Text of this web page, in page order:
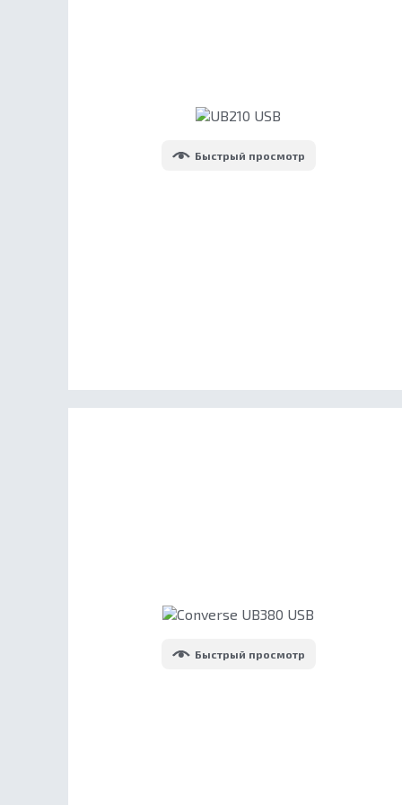
Быстрый просмотр
Быстрый просмотр